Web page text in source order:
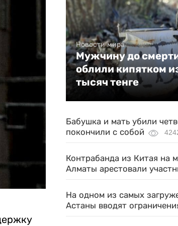
Новости мира
Мужчину до
облили кипятком
тысяч тенге
Бабушка и мать убили
покончили с собой
Контрабанда из Китая на
Алматы арестовали
На одном из самых
Астаны вводят